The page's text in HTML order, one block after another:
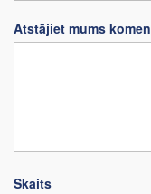
Atstājiet mums
Skaits